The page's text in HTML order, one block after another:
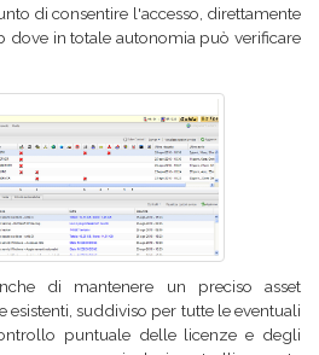
di consentire l'accesso, direttamente
dove in totale autonomia può verificare
di mantenere un preciso asset
suddiviso per tutte le eventuali
puntuale delle licenze e degli